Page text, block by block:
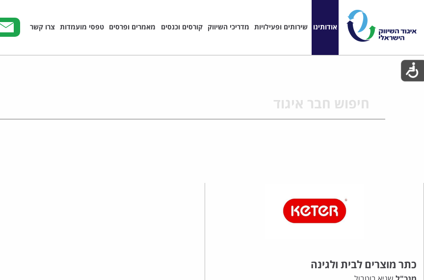
אודותינו שירותים ופעילויות מדריכי השיווק קורסים וכנסים מאמרים ופרסים טפסי מועמדות צרו קשר
כתר מוצרים לבית ולגינה